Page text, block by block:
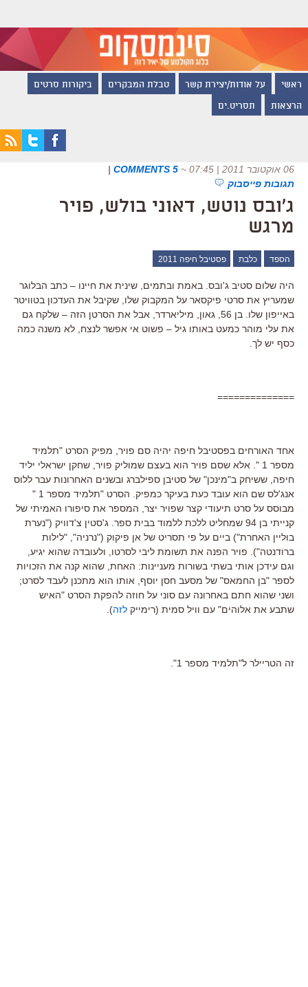
ראשי על אודות/יצירת קשר טבלת המבקרים ביקורות סרטים
הרצאות תסריט.ים
06 אוקטובר 2011 | 07:45 ~
5 COMMENTS
|
תגובות פייסבוק
ג'ובס נוטש, דאוני בולש, פויר
מרגש
הספד כלבת פסטיבל חיפה 2011
היה שלום סטיב ג'ובס. באמת ובתמים, שינית את חיינו – כתב הבלוגר
שמעריץ את סרטי פיקסאר על המקבוק שלו, שקיבל את העדכון בטוויטר
באייפון שלו. בן 56, גאון, מיליארדר, אבל את הסרטן הזה – שלקח גם
את עלי מוהר כמעט באותו גיל – פשוט אי אפשר לנצח, לא משנה כמה
כסף יש לך.
==============
אחד האורחים בפסטיבל חיפה יהיה סם פויר, מפיק הסרט "תלמיד
מספר 1 ". אלא שסם פויר הוא בעצם שמוליק פויר, שחקן ישראלי יליד
חיפה, ששיחק ב"מינכן" של סטיבן ספילברג ובשנים האחרונות עבר ללוס
אנג'לס שם הוא עובד כעת בעיקר כמפיק. הסרט "תלמיד מספר 1 "
מבוסס על סרט תיעודי קצר שפויר יצר, המספר את סיפורו האמיתי של
קנייתי בן 94 שמחליט ללכת ללמוד בבית ספר. ג'סטין צ'דוויק ("נערת
בוליין האחרת") ביים על פי תסריט של אן פיקוק ("נרניה", "לילות
ברודנטה"). פויר הפנה את תשומת ליבי לסרטו, ולעובדה שהוא יגיע,
וגם עידכן אותי בשתי בשורות מעניינות: האחת, שהוא קנה את הזכויות
לספר "בן החמאס" של מסעב חסן יוסף, אותו הוא מתכנן לעבד לסרט;
ושני שהוא חתם באחרונה עם סוני על חוזה להפקת הסרט "האיש
שתבע את אלוהים" עם וויל סמית (רימייק לזה).
זה הטריילר ל"תלמיד מספר 1".